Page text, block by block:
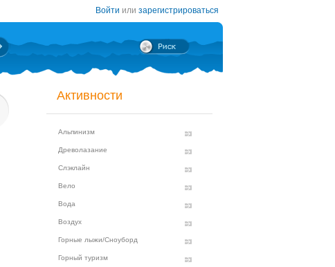
Войти или зарегистрироваться
Активности
Альпинизм
Древолазание
Слэклайн
Вело
Вода
Воздух
Горные лыжи/Сноуборд
Горный туризм